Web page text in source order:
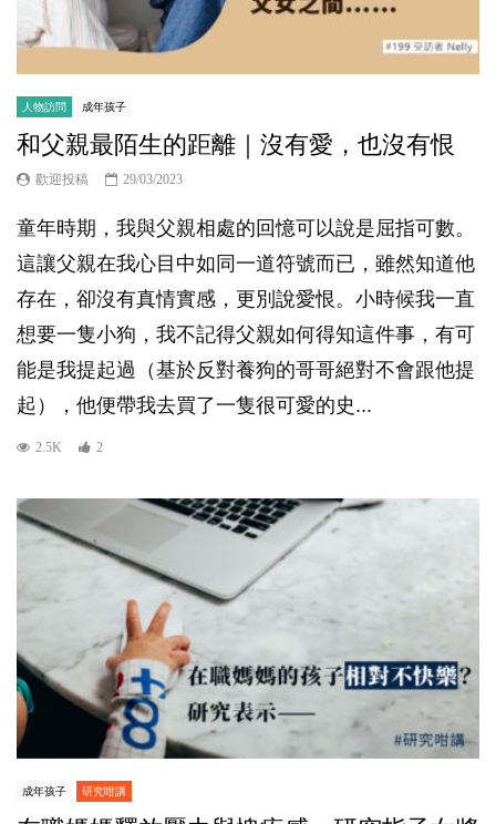
人物訪問 成年孩子
和父親最陌生的距離｜沒有愛，也沒有恨
歡迎投稿 29/03/2023
童年時期，我與父親相處的回憶可以說是屈指可數。
這讓父親在我心目中如同一道符號而已，雖然知道他
存在，卻沒有真情實感，更別說愛恨。小時候我一直
想要一隻小狗，我不記得父親如何得知這件事，有可
能是我提起過（基於反對養狗的哥哥絕對不會跟他提
起），他便帶我去買了一隻很可愛的史...
2.5K 2
成年孩子 研究咁講